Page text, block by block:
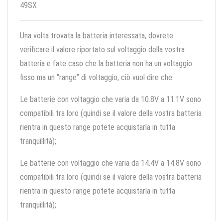
49SX
Una volta trovata la batteria interessata, dovrete
verificare il valore riportato sul voltaggio della vostra
batteria e fate caso che la batteria non ha un voltaggio
fisso ma un “range” di voltaggio, ciò vuol dire che:
Le batterie con voltaggio che varia da 10.8V a 11.1V sono
compatibili tra loro (quindi se il valore della vostra batteria
rientra in questo range potete acquistarla in tutta
tranquillità);
Le batterie con voltaggio che varia da 14.4V a 14.8V sono
compatibili tra loro (quindi se il valore della vostra batteria
rientra in questo range potete acquistarla in tutta
tranquillità);